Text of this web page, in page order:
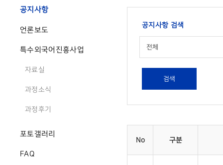
공지사항
언론보도
특수외국어진흥사업
자료실
과정소식
과정후기
포토갤러리
FAQ
공지사항 검색
전체
검색
No 구분